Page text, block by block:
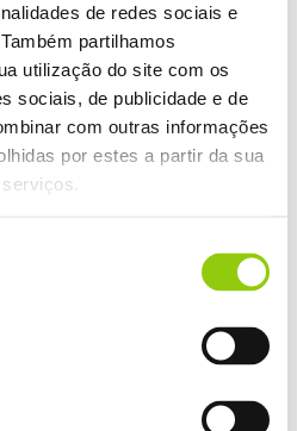
de redes sociais e
partilhamos
utilização do site com os
sociais, de publicidade e de
com outras informações
por estes a partir da sua